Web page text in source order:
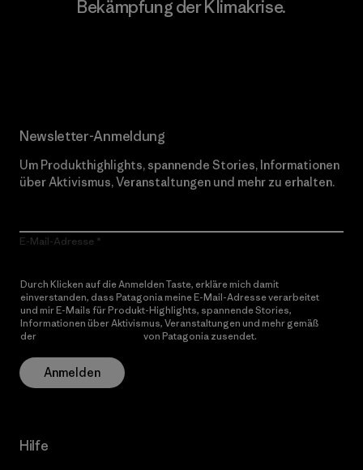
Bekämpfung der Klimakrise.
Newsletter-Anmeldung
Um Produkthighlights, spannende Stories, Informationen
über Aktivismus, Veranstaltungen und mehr zu erhalten.
E-Mail-Adresse
Durch Klicken auf die Anmelden Taste, erkläre mich damit
einverstanden, dass Patagonia meine E-Mail-Adresse verarbeitet
und mir E-Mails für Produkt-Highlights, spannende Stories,
Informationen über Aktivismus, Veranstaltungen und mehr gemäß
der
von Patagonia zusendet.
Anmelden
Hilfe